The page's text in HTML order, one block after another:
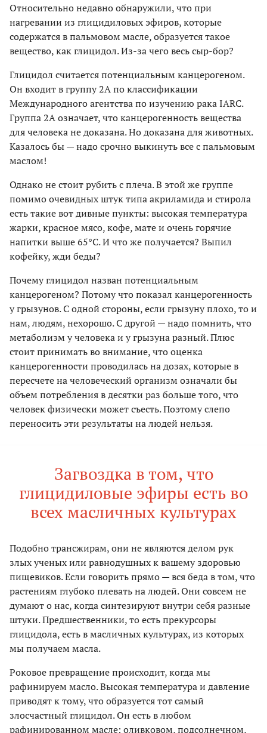
Относительно недавно обнаружили, что при
нагревании из глицидиловых эфиров, которые
содержатся в пальмовом масле, образуется такое
вещество, как глицидол. Из-за чего весь сыр-бор?
Глицидол считается потенциальным канцерогеном.
Он входит в группу 2А по классификации
Международного агентства по изучению рака IARC.
Группа 2А означает, что канцерогенность вещества
для человека не доказана. Но доказана для животных.
Казалось бы — надо срочно выкинуть все с пальмовым
маслом!
Однако не стоит рубить с плеча. В этой же группе
помимо очевидных штук типа акриламида и стирола
есть такие вот дивные пункты: высокая температура
жарки, красное мясо, кофе, мате и очень горячие
напитки выше 65°C. И что же получается? Выпил
кофейку, жди беды?
Почему глицидол назван потенциальным
канцерогеном? Потому что показал канцерогенность
у грызунов. С одной стороны, если грызуну плохо, то и
нам, людям, нехорошо. С другой — надо помнить, что
метаболизм у человека и у грызуна разный. Плюс
стоит принимать во внимание, что оценка
канцерогенности проводилась на дозах, которые в
пересчете на человеческий организм означали бы
объем потребления в десятки раз больше того, что
человек физически может съесть. Поэтому слепо
переносить эти результаты на людей нельзя.
Загвоздка в том, что
глицидиловые эфиры есть во
всех масличных культурах
Подобно трансжирам, они не являются делом рук
злых ученых или равнодушных к вашему здоровью
пищевиков. Если говорить прямо — вся беда в том, что
растениям глубоко плевать на людей. Они совсем не
думают о нас, когда синтезируют внутри себя разные
штуки. Предшественники, то есть прекурсоры
глицидола, есть в масличных культурах, из которых
мы получаем масла.
Роковое превращение происходит, когда мы
рафинируем масло. Высокая температура и давление
приводят к тому, что образуется тот самый
злосчастный глицидол. Он есть в любом
рафинированном масле: оливковом, подсолнечном,